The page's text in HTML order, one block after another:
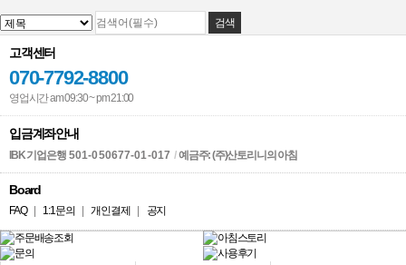
고객센터
070-7792-8800
영업시간 am 09:30 ~ pm 21:00
입금계좌안내
IBK 기업은행 501-050677-01-017 /예금주: (주)산토리니의 아침
Board
FAQ| 1:1문의 |개인결제 공지